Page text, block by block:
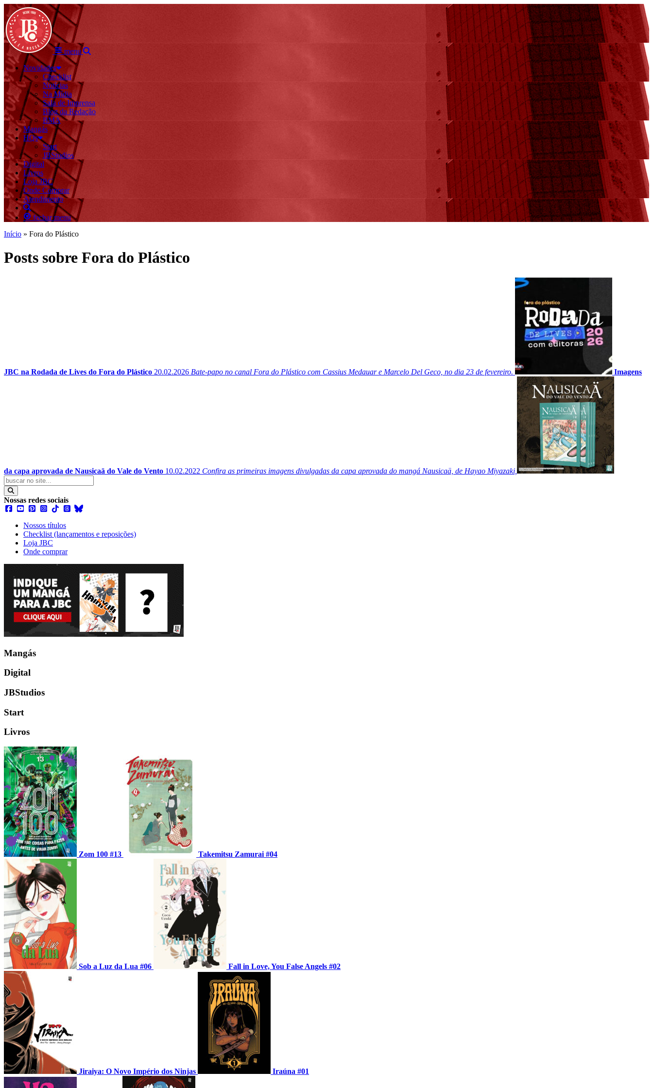
menu
Novidades
Checklist
Notícias
Na Mídia
Sala de Imprensa
Blog da Redação
BMA
Mangás
HQs
Start
JBStudios
Digital
Livros
Loja JBC
Onde Comprar
Atendimento
fechar menu
Início » Fora do Plástico
Posts sobre Fora do Plástico
JBC na Rodada de Lives do Fora do Plástico 20.02.2026 Bate-papo no canal Fora do Plástico com Cassius Medauar e Marcelo Del Geco, no dia 23 de fevereiro. Imagens
da capa aprovada de Nausicaä do Vale do Vento 10.02.2022 Confira as primeiras imagens divulgadas da capa aprovada do mangá Nausicaä, de Hayao Miyazaki,
Nossas redes sociais
Nossos títulos
Checklist (lançamentos e reposições)
Loja JBC
Onde comprar
Mangás
Digital
JBStudios
Start
Livros
Zom 100 #13 Takemitsu Zamurai #04
Sob a Luz da Lua #06 Fall in Love, You False Angels #02
Jiraiya: O Novo Império dos Ninjas Iraúna #01